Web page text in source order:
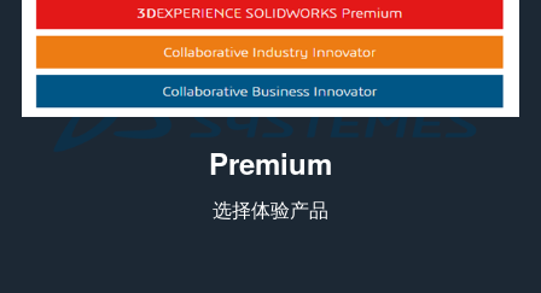
Premium
选择体验产品